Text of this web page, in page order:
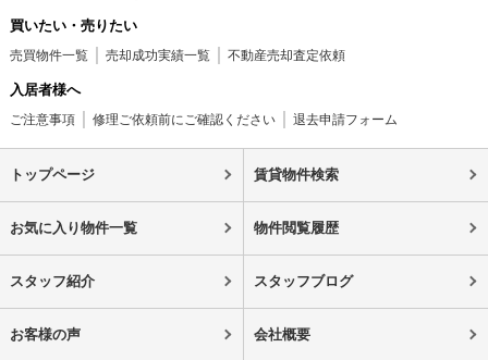
買いたい・売りたい
売買物件一覧 売却成功実績一覧 不動産売却査定依頼
入居者様へ
ご注意事項 修理ご依頼前にご確認ください 退去申請フォーム
トップページ 賃貸物件検索
お気に入り物件一覧 物件閲覧履歴
スタッフ紹介 スタッフブログ
お客様の声 会社概要